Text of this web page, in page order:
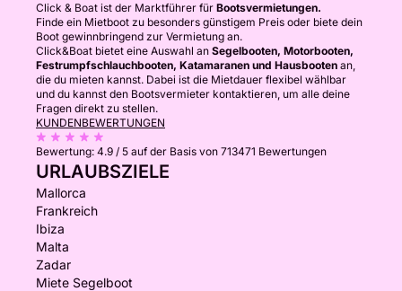
Click & Boat ist der Marktführer für Bootsvermietungen.
Finde ein Mietboot zu besonders günstigem Preis oder biete dein
Boot gewinnbringend zur Vermietung an.
Click&Boat bietet eine Auswahl an Segelbooten, Motorbooten,
Festrumpfschlauchbooten, Katamaranen und Hausbooten an,
die du mieten kannst. Dabei ist die Mietdauer flexibel wählbar
und du kannst den Bootsvermieter kontaktieren, um alle deine
Fragen direkt zu stellen.
KUNDENBEWERTUNGEN
Bewertung: 4.9 / 5 auf der Basis von 713471 Bewertungen
URLAUBSZIELE
Mallorca
Frankreich
Ibiza
Malta
Zadar
Miete Segelboot